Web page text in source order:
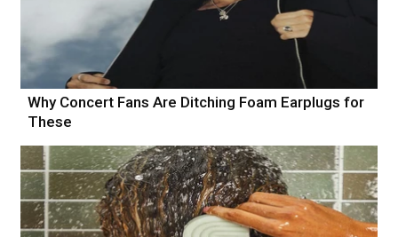
Why Concert Fans Are Ditching Foam Earplugs for
These